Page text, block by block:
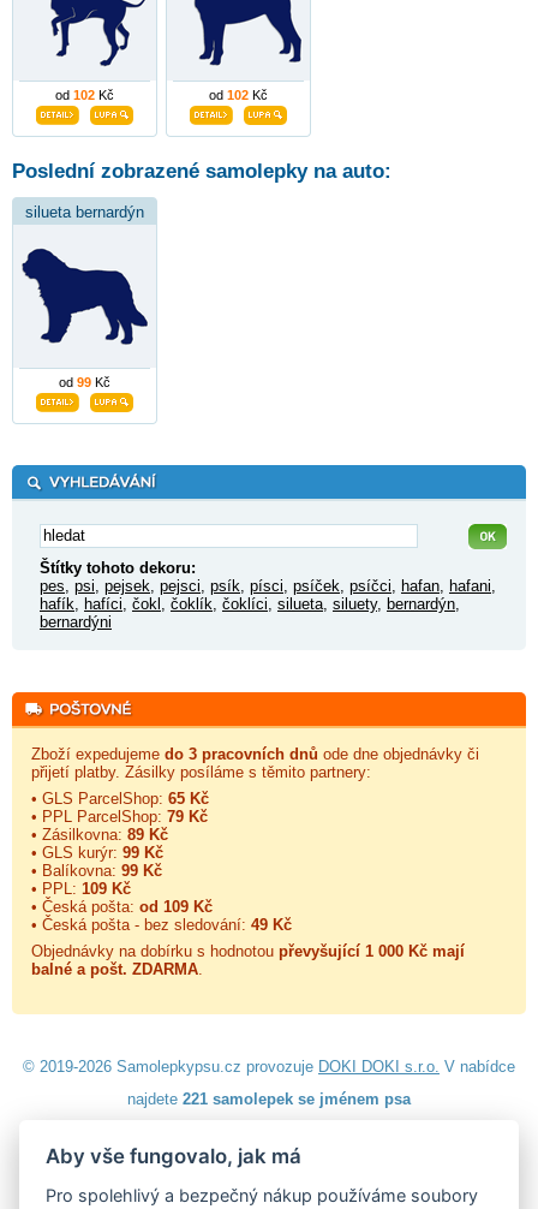
od 102 Kč od 102 Kč
Poslední zobrazené samolepky na auto:
silueta bernardýn
od 99 Kč
Štítky tohoto dekoru:
pes psi pejsek pejsci psík písci psíček psíčci hafan hafani
hafík hafíci čokl čoklík čoklíci silueta siluety, bernardýn
bernardýni
Zboží expedujeme do 3 pracovních dnů ode dne objednávky či
přijetí platby. Zásilky posíláme s těmito partnery:
• GLS ParcelShop: 65 Kč
• PPL ParcelShop: 79 Kč
• Zásilkovna: 89 Kč
• GLS kurýr: 99 Kč
• Balíkovna: 99 Kč
• PPL: 109 Kč
• Česká pošta: od 109 Kč
• Česká pošta - bez sledování: 49 Kč
Objednávky na dobírku s hodnotou převyšující 1 000 Kč mají
balné a pošt. ZDARMA
© 2019-2026 Samolepkypsu.cz provozuje DOKI DOKI s.r.o. V nabídce
najdete 221 samolepek se jménem psa
Návod k lepení|Návod na odstranění samolepek
podmínky|Ochrana osobních údajů Cookies |Reklamační řád
Aby vše fungovalo, jak má
Pro spolehlivý a bezpečný nákup používáme soubory